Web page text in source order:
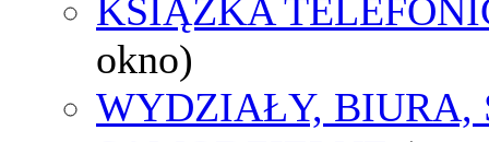
KSIĄŻKA
okno)
WYDZIAŁY, BIURA,